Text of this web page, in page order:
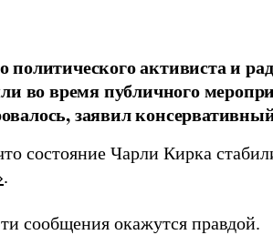
политического активиста и
во время публичного
заявил
состояние Чарли Кирка
.
сообщения окажутся правдой.